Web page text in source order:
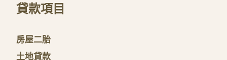
貸款項目
房屋二胎
土地貸款